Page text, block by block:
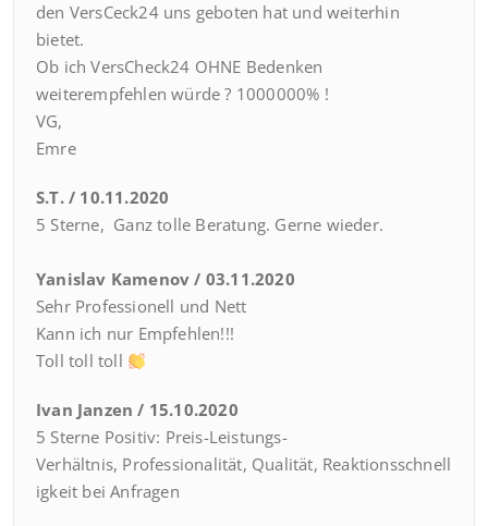
den VersCeck24 uns geboten hat und weiterhin
bietet.
Ob ich VersCheck24 OHNE Bedenken
weiterempfehlen würde ? 1000000% !
VG,
Emre
S.T. / 10.11.2020
5 Sterne, Ganz tolle Beratung. Gerne wieder.
Yanislav Kamenov / 03.11.2020
Sehr Professionell und Nett
Kann ich nur Empfehlen!!!
Toll toll toll
Ivan Janzen / 15.10.2020
5 Sterne Positiv: Preis-Leistungs-
Verhältnis, Professionalität, Qualität, Reaktionsschnell
igkeit bei Anfragen